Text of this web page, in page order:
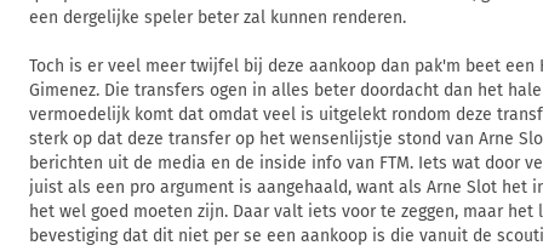
een dergelijke speler beter zal kunnen renderen.
Toch is er veel meer twijfel bij deze aankoop dan pak'm beet een
Gimenez. Die transfers ogen in alles beter doordacht dan het
vermoedelijk komt dat omdat veel is uitgelekt rondom deze
sterk op dat deze transfer op het wensenlijstje stond van Arne
berichten uit de media en de inside info van FTM. Iets wat door
juist als een pro argument is aangehaald, want als Arne Slot het
het wel goed moeten zijn. Daar valt iets voor te zeggen, maar
bevestiging dat dit niet per se een aankoop is die vanuit de